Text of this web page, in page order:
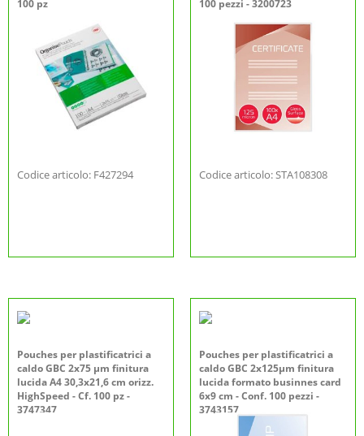
100 pz
Codice articolo: F427294
100 pezzi - 3200723
Codice articolo: STA108308
Pouches per plastificatrici a
caldo GBC 2x75 µm finitura
lucida A4 30,3x21,6 cm orizz.
HighSpeed - Cf. 100 pz -
3747347
Pouches per plastificatrici a
caldo GBC 2x125µm finitura
lucida formato businnes card
6x9 cm - Conf. 100 pezzi -
3743157